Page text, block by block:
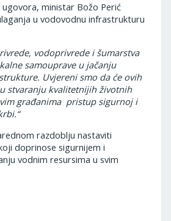
ministar Božo Perić
u vodovodnu infrastrukturu
vodoprivrede i šumarstva
samouprave u jačanju
Uvjereni smo da će ovih
stvaranju kvalitetnijih životnih
građanima pristup sigurnoj i
razdoblju nastaviti
doprinose sigurnijem i
vodnim resursima u svim